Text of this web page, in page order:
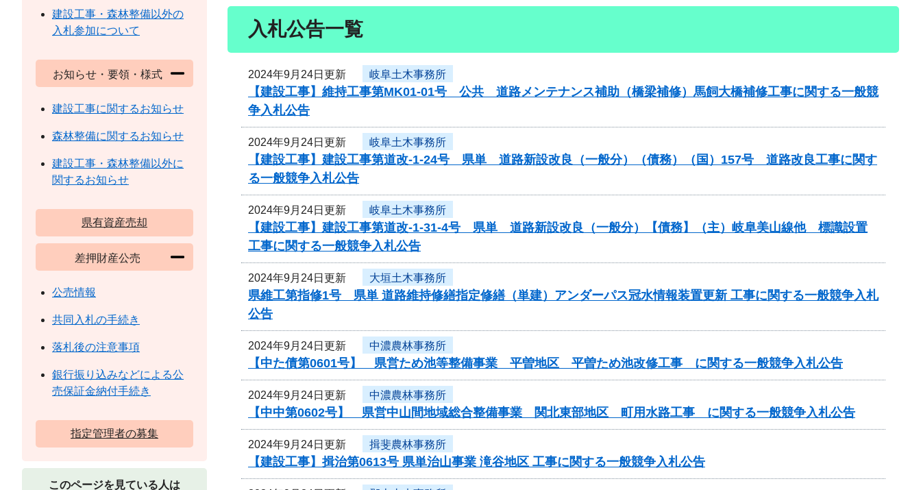
入札公告一覧
2024年9月24日更新 岐阜土木事務所
【建設工事】維持工事第MK01-01号 公共 道路メンテナンス補助（橋梁補修）馬飼大橋補修工事に関する一般競
争入札公告
2024年9月24日更新 岐阜土木事務所
【建設工事】建設工事第道改-1-24号 県単 道路新設改良（一般分）（債務）（国）157号 道路改良工事に関す
る一般競争入札公告
2024年9月24日更新 岐阜土木事務所
【建設工事】建設工事第道改-1-31-4号 県単 道路新設改良（一般分）【債務】（主）岐阜美山線他 標識設置
工事に関する一般競争入札公告
2024年9月24日更新 大垣土木事務所
県維工第指修1号 県単 道路維持修繕指定修繕（単建）アンダーパス冠水情報装置更新 工事に関する一般競争入札
公告
2024年9月24日更新 中濃農林事務所
【中た債第0601号】 県営ため池等整備事業 平曽地区 平曽ため池改修工事 に関する一般競争入札公告
2024年9月24日更新 中濃農林事務所
【中中第0602号】 県営中山間地域総合整備事業 関北東部地区 町用水路工事 に関する一般競争入札公告
2024年9月24日更新 揖斐農林事務所
【建設工事】揖治第0613号 県単治山事業 滝谷地区 工事に関する一般競争入札公告
建設工事・森林整備以外の
入札参加について
お知らせ・要領・様式
建設工事に関するお知らせ
森林整備に関するお知らせ
建設工事・森林整備以外に
関するお知らせ
県有資産売却
差押財産公売
公売情報
共同入札の手続き
落札後の注意事項
銀行振り込みなどによる公
売保証金納付手続き
指定管理者の募集
このページを見ている人は